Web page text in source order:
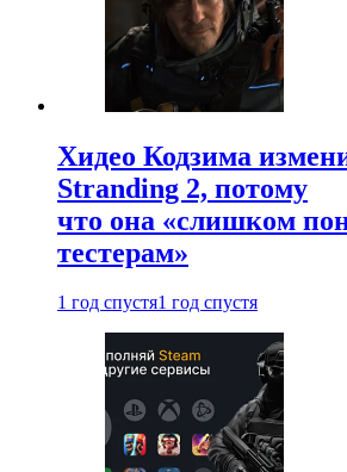
Хидео Кодзима
Stranding 2, потому
что она «слишком
тестерам»
1 год спустя1 год спустя